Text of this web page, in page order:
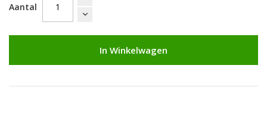
Aantal
In Winkelwagen